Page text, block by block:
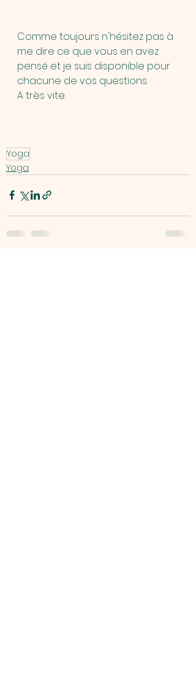
Comme toujours n'hésitez pas à
me dire ce que vous en avez
pensé et je suis disponible pour
chacune de vos questions.
A très vite
Yoga
Yoga